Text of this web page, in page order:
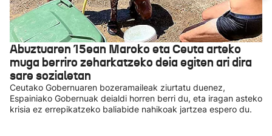
Abuztuaren 15ean Maroko eta Ceuta arteko
muga berriro zeharkatzeko deia egiten ari dira
sare sozialetan
Ceutako Gobernuaren bozeramaileak ziurtatu duenez,
Espainiako Gobernuak deialdi horren berri du, eta iragan asteko
krisia ez errepikatzeko baliabide nahikoak jartzea espero du.